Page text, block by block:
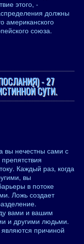
этого, -
должны
американского
союза.
- 27
СУТИ.
вы нечестны сами с
Каждый раз, когда
вы
в потоке
Ложь создает
вами и вашим
и другими людьми.
причиной